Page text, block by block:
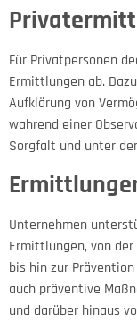
Für Privatpersonen
Ermittlungen ab.
Aufklärung von
wahrend einer
Sorgfalt und unter
Unternehmen
Ermittlungen, von
bis hin zur
auch präventive
und darüber hinaus